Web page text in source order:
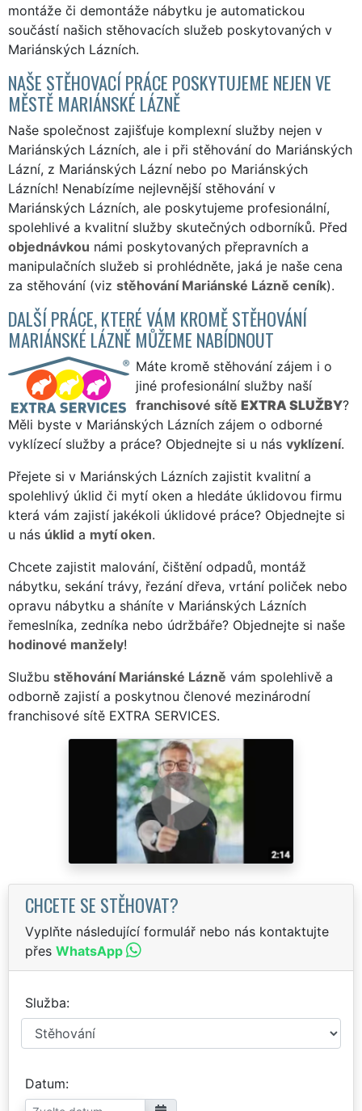
montáže či demontáže nábytku je automatickou
součástí našich stěhovacích služeb poskytovaných v
Mariánských Lázních.
NAŠE STĚHOVACÍ PRÁCE POSKYTUJEME NEJEN VE
MĚSTĚ MARIÁNSKÉ LÁZNĚ
Naše společnost zajišťuje komplexní služby nejen v
Mariánských Lázních, ale i při stěhování do Mariánských
Lázní, z Mariánských Lázní nebo po Mariánských
Lázních! Nenabízíme nejlevnější stěhování v
Mariánských Lázních, ale poskytujeme profesionální,
spolehlivé a kvalitní služby skutečných odborníků. Před
objednávkou námi poskytovaných přepravních a
manipulačních služeb si prohlédněte, jaká je naše cena
za stěhování (viz stěhování Mariánské Lázně ceník).
DALŠÍ PRÁCE, KTERÉ VÁM KROMĚ STĚHOVÁNÍ
MARIÁNSKÉ LÁZNĚ MŮŽEME NABÍDNOUT
Máte kromě stěhování zájem i o
jiné profesionální služby naší
franchisové sítě EXTRA SLUŽBY?
Měli byste v Mariánských Lázních zájem o odborné
vyklízecí služby a práce? Objednejte si u nás vyklízení.
Přejete si v Mariánských Lázních zajistit kvalitní a
spolehlivý úklid či mytí oken a hledáte úklidovou firmu
která vám zajistí jakékoli úklidové práce? Objednejte si
u nás úklid a mytí oken.
Chcete zajistit malování, čištění odpadů, montáž
nábytku, sekání trávy, řezání dřeva, vrtání poliček nebo
opravu nábytku a sháníte v Mariánských Lázních
řemeslníka, zedníka nebo údržbáře? Objednejte si naše
hodinové manžely!
Službu stěhování Mariánské Lázně vám spolehlivě a
odborně zajistí a poskytnou členové mezinárodní
franchisové sítě EXTRA SERVICES.
CHCETE SE STĚHOVAT?
Vyplňte následující formulář nebo nás kontaktujte
přes WhatsApp
Služba
Datum